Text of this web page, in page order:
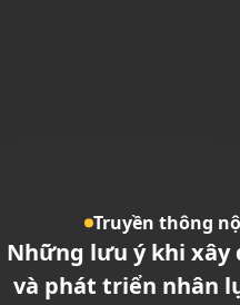
Truyền thông
Những lưu ý khi
và phát triển nhân